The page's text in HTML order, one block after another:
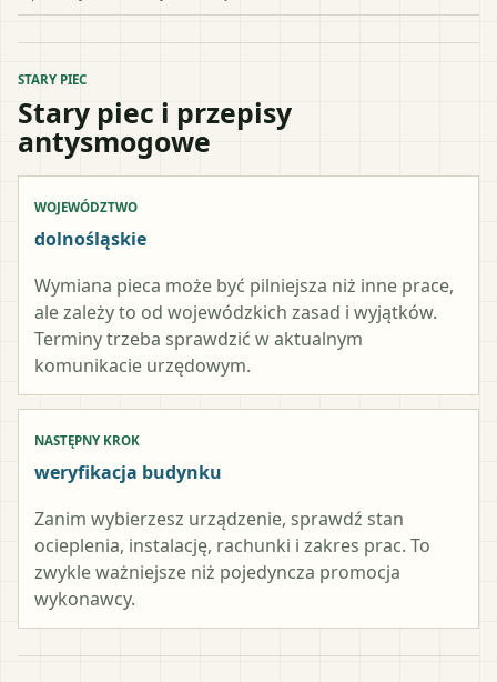
STARY PIEC
Stary piec i przepisy
antysmogowe
WOJEWÓDZTWO
dolnośląskie
Wymiana pieca może być pilniejsza niż inne prace,
ale zależy to od wojewódzkich zasad i wyjątków.
Terminy trzeba sprawdzić w aktualnym
komunikacie urzędowym.
NASTĘPNY KROK
weryfikacja budynku
Zanim wybierzesz urządzenie, sprawdź stan
ocieplenia, instalację, rachunki i zakres prac. To
zwykle ważniejsze niż pojedyncza promocja
wykonawcy.